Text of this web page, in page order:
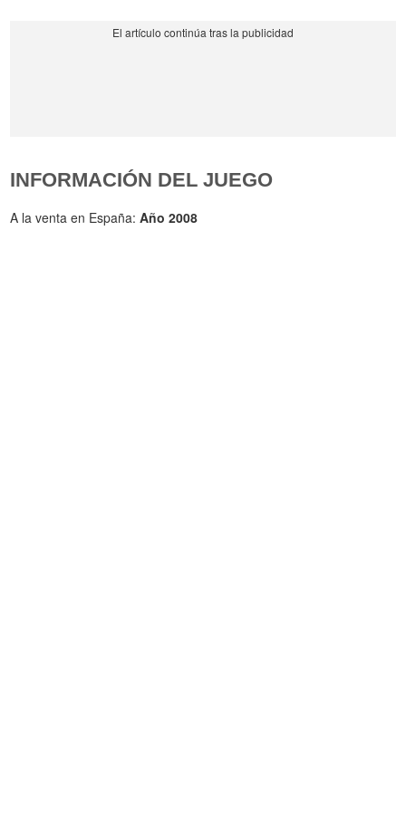
INFORMACIÓN DEL JUEGO
A la venta en España:Año 2008